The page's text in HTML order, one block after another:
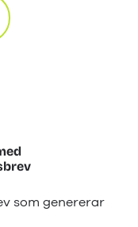
som genererar